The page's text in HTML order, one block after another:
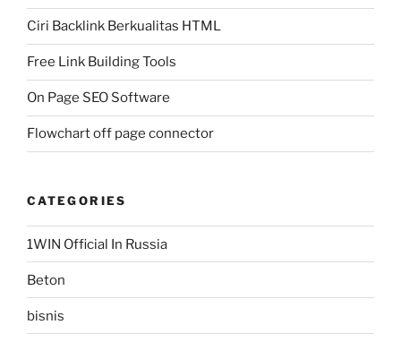
Ciri Backlink Berkualitas HTML
Free Link Building Tools
On Page SEO Software
Flowchart off page connector
CATEGORIES
1WIN Official In Russia
Beton
bisnis